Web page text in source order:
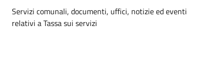
Dettagli dell'argomento
Servizi comunali, documenti, uffici, notizie ed eventi
relativi a Tassa sui servizi